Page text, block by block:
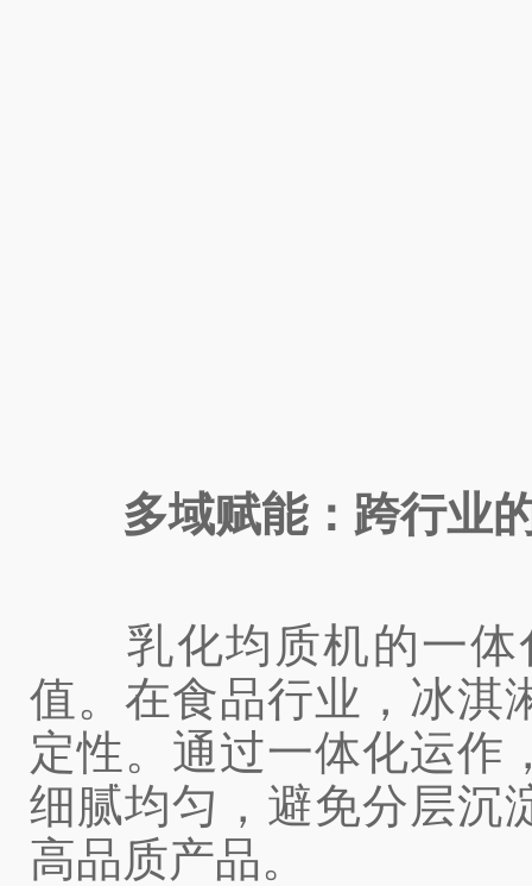
多域赋能：跨行业
乳化均质机的一体
值。在食品行业，冰淇
定性。通过一体化运作
细腻均匀，避免分层沉
高品质产品。